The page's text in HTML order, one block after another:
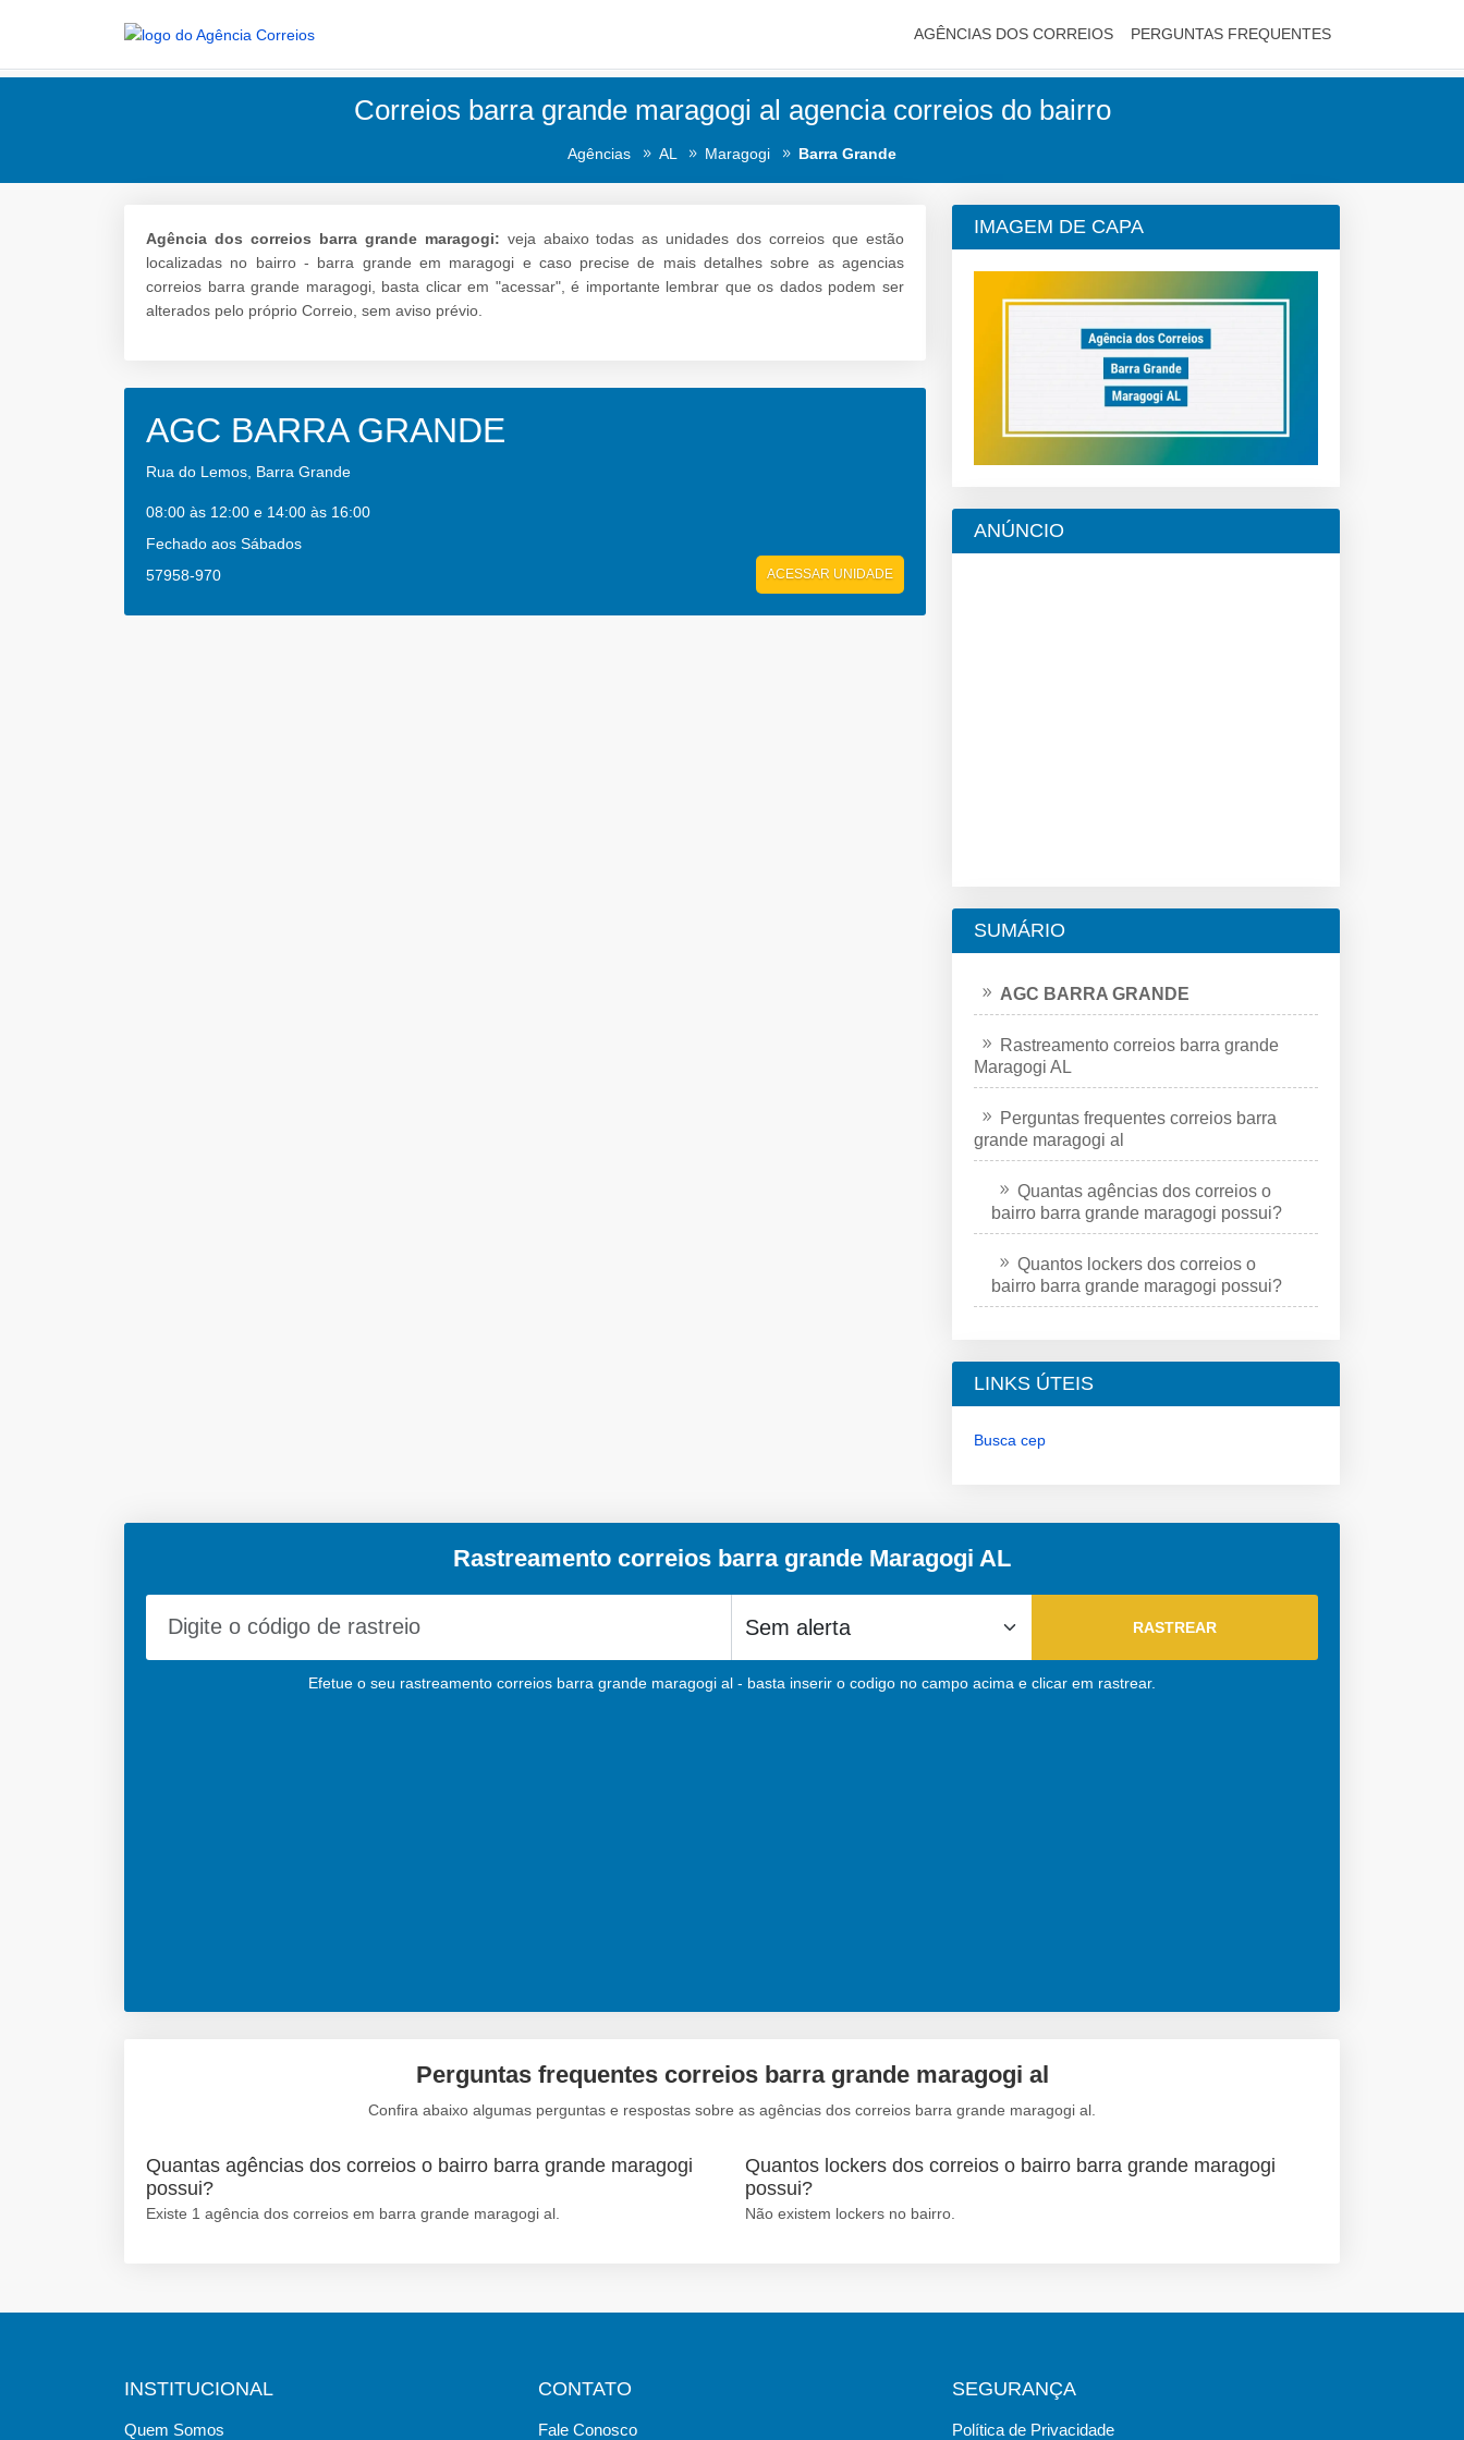
AGÊNCIAS DOS CORREIOS PERGUNTAS FREQUENTES
Correios barra grande maragogi al agencia correios do bairro
Agências AL Maragogi Barra Grande
Agência dos correios barra grande maragogi: veja abaixo todas as unidades dos correios que estão
localizadas no bairro - barra grande em maragogi e caso precise de mais detalhes sobre as agencias
correios barra grande maragogi, basta clicar em "acessar", é importante lembrar que os dados podem ser
alterados pelo próprio Correio, sem aviso prévio.
AGC BARRA GRANDE
Rua do Lemos, Barra Grande
08:00 às 12:00 e 14:00 às 16:00
Fechado aos Sábados
57958-970
ACESSAR UNIDADE
IMAGEM DE CAPA
ANÚNCIO
SUMÁRIO
AGC BARRA GRANDE
Rastreamento correios barra grande
Maragogi AL
Perguntas frequentes correios barra
grande maragogi al
Quantas agências dos correios o
bairro barra grande maragogi possui?
Quantos lockers dos correios o
bairro barra grande maragogi possui?
LINKS ÚTEIS
Busca cep
Rastreamento correios barra grande Maragogi AL
Efetue o seu rastreamento correios barra grande maragogi al - basta inserir o codigo no campo acima e clicar em rastrear.
Perguntas frequentes correios barra grande maragogi al
Confira abaixo algumas perguntas e respostas sobre as agências dos correios barra grande maragogi al.
Quantas agências dos correios o bairro barra grande maragogi
possui?
Existe 1 agência dos correios em barra grande maragogi al.
Quantos lockers dos correios o bairro barra grande maragogi
possui?
Não existem lockers no bairro.
INSTITUCIONAL
Quem Somos
CONTATO
Fale Conosco
SEGURANÇA
Política de Privacidade